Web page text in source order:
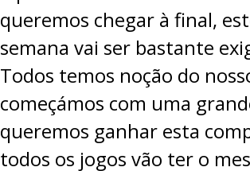
queremos chegar à final,
semana vai ser bastante
Todos temos noção do
começámos com uma
queremos ganhar esta
todos os jogos vão ter o